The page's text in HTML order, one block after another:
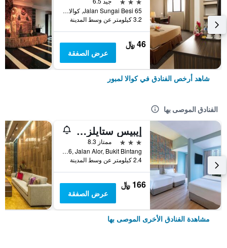
65 Jalan Sungai Besi, كوالا لمبور, ماليزيا
3.2 كيلومتر عن وسط المدينة
46 ﷼
عرض الصفقة
شاهد أرخص الفنادق في كوالا لمبور
الفنادق الموصى بها
إيبيس ستايلز كوالا لمبور بوكيت بينتانج
3 نجوم
ممتاز 8.3
No.16, Jalan Alor, Bukit Bintang, كوالا لمبور, ماليزيا
2.4 كيلومتر عن وسط المدينة
166 ﷼
عرض الصفقة
مشاهدة الفنادق الأخرى الموصى بها